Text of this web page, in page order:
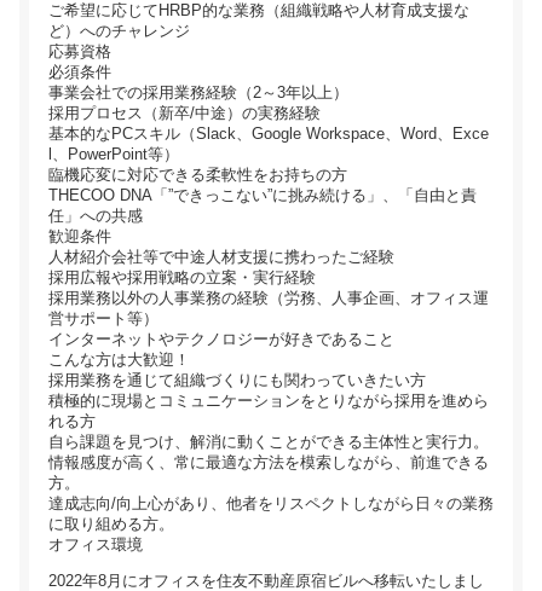
ご希望に応じてHRBP的な業務（組織戦略や人材育成支援な
ど）へのチャレンジ
応募資格
必須条件
事業会社での採用業務経験（2～3年以上）
採用プロセス（新卒/中途）の実務経験
基本的なPCスキル（Slack、Google Workspace、Word、Exce
l、PowerPoint等）
臨機応変に対応できる柔軟性をお持ちの方
THECOO DNA「”できっこない”に挑み続ける」、「自由と責
任」への共感
歓迎条件
人材紹介会社等で中途人材支援に携わったご経験
採用広報や採用戦略の立案・実行経験
採用業務以外の人事業務の経験（労務、人事企画、オフィス運
営サポート等）
インターネットやテクノロジーが好きであること
こんな方は大歓迎！
採用業務を通じて組織づくりにも関わっていきたい方
積極的に現場とコミュニケーションをとりながら採用を進めら
れる方
自ら課題を見つけ、解消に動くことができる主体性と実行力。
情報感度が高く、常に最適な方法を模索しながら、前進できる
方。
達成志向/向上心があり、他者をリスペクトしながら日々の業務
に取り組める方。
オフィス環境
2022年8月にオフィスを住友不動産原宿ビルへ移転いたしまし